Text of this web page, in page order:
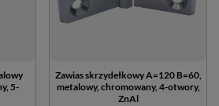
5-
Zawias skrzydełkowy A=120 B=60,
metalowy, chromowany, 4-otwory,
ZnAl